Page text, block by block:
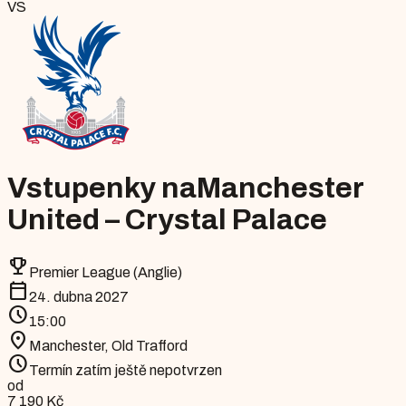
VS
Vstupenky naManchester
United – Crystal Palace
emoji_events Premier League (Anglie)
calendar_today24. dubna 2027
schedule15:00
location_on Manchester, Old Trafford
scheduleTermín zatím ještě nepotvrzen
od
7 190 Kč